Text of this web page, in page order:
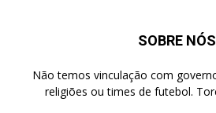
SOBRE NÓS
Não temos vinculação com
religiões ou times de futebol.